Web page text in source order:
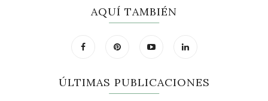
AQUÍ TAMBIÉN
ÚLTIMAS PUBLICACIONES